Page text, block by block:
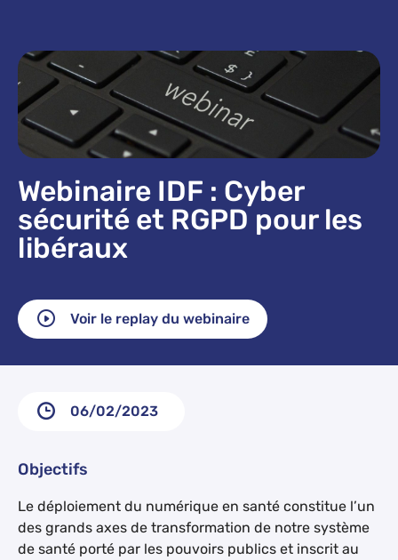
Webinaire IDF : Cyber
sécurité et RGPD pour les
libéraux
Voir le replay du webinaire
06/02/2023
Objectifs
Le déploiement du numérique en santé constitue l’un
des grands axes de transformation de notre système
de santé porté par les pouvoirs publics et inscrit au